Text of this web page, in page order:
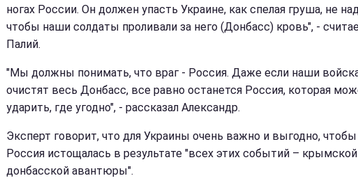
ногах России. Он должен упасть Украине, как спелая груша, не
чтобы наши солдаты проливали за него (Донбасс) кровь", -
Палий.
"Мы должны понимать, что враг - Россия. Даже если наши
очистят весь Донбасс, все равно останется Россия, которая
ударить, где угодно", - рассказал Александр.
Эксперт говорит, что для Украины очень важно и выгодно, чтобы
Россия истощалась в результате "всех этих событий –
донбасской авантюры".